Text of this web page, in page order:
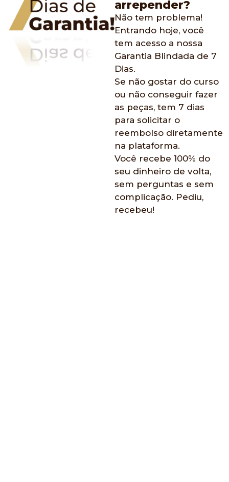
arrepender?
Não tem problema!
Entrando hoje, você
tem acesso a nossa
Garantia Blindada de 7
Dias.
Se não gostar do curso
ou não conseguir fazer
as peças, tem 7 dias
para solicitar o
reembolso diretamente
na plataforma.
Você recebe 100% do
seu dinheiro de volta,
sem perguntas e sem
complicação. Pediu,
recebeu!